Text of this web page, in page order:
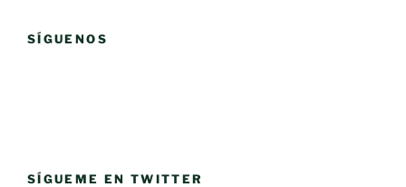
SÍGUENOS
SÍGUEME EN TWITTER